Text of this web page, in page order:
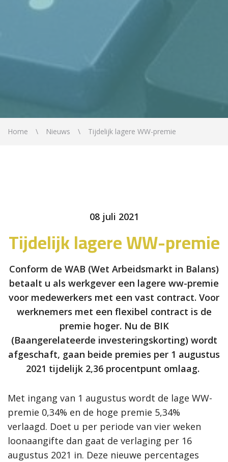
Home Nieuws Tijdelijk lagere WW-premie
08 juli 2021
Tijdelijk lagere WW-premie
Conform de WAB (Wet Arbeidsmarkt in Balans)
betaalt u als werkgever een lagere ww-premie
voor medewerkers met een vast contract. Voor
werknemers met een flexibel contract is de
premie hoger. Nu de BIK
(Baangerelateerde investeringskorting) wordt
afgeschaft, gaan beide premies per 1 augustus
2021 tijdelijk 2,36 procentpunt omlaag.
Met ingang van 1 augustus wordt de lage WW-
premie 0,34% en de hoge premie 5,34%
verlaagd. Doet u per periode van vier weken
loonaangifte dan gaat de verlaging per 16
augustus 2021 in. Deze nieuwe percentages